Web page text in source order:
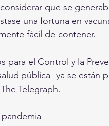
que se
una fortuna en
fácil de contener.
para el Control y la
pública- ya se están
Telegraph.